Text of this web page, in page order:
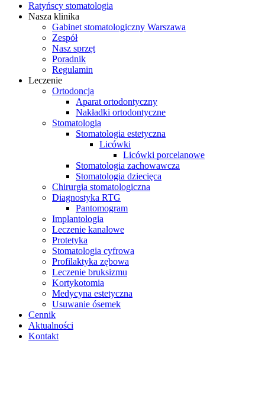
Ratyńscy stomatologia
Nasza klinika
Gabinet stomatologiczny Warszawa
Zespół
Nasz sprzęt
Poradnik
Regulamin
Leczenie
Ortodoncja
Aparat ortodontyczny
Nakładki ortodontyczne
Stomatologia
Stomatologia estetyczna
Licówki
Licówki porcelanowe
Stomatologia zachowawcza
Stomatologia dziecięca
Chirurgia stomatologiczna
Diagnostyka RTG
Pantomogram
Implantologia
Leczenie kanalowe
Protetyka
Stomatologia cyfrowa
Profilaktyka zębowa
Leczenie bruksizmu
Kortykotomia
Medycyna estetyczna
Usuwanie ósemek
Cennik
Aktualności
Kontakt